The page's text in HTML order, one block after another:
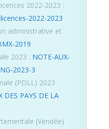
2022-2023 :
2022-2023
administrative et
2019
2023 : NOTE-AUX-
2023-3
(PDLL) 2023
PAYS DE LA
(Vendée)